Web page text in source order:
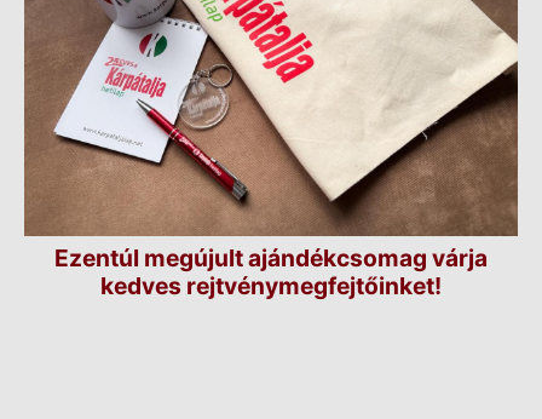
Ezentúl megújult ajándékcsomag várja
kedves rejtvénymegfejtőinket!